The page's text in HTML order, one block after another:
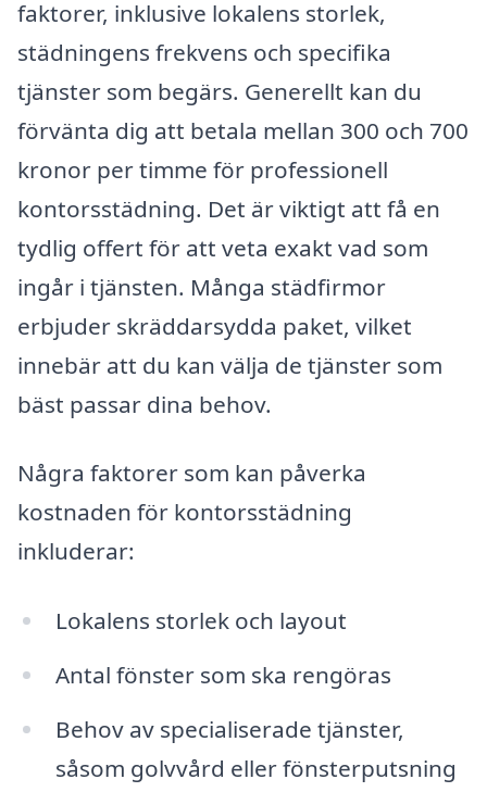
faktorer, inklusive lokalens storlek,
städningens frekvens och specifika
tjänster som begärs. Generellt kan du
förvänta dig att betala mellan 300 och 700
kronor per timme för professionell
kontorsstädning. Det är viktigt att få en
tydlig offert för att veta exakt vad som
ingår i tjänsten. Många städfirmor
erbjuder skräddarsydda paket, vilket
innebär att du kan välja de tjänster som
bäst passar dina behov.
Några faktorer som kan påverka
kostnaden för kontorsstädning
inkluderar:
Lokalens storlek och layout
Antal fönster som ska rengöras
Behov av specialiserade tjänster,
såsom golvvård eller fönsterputsning